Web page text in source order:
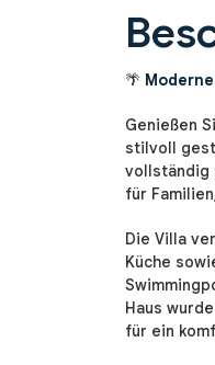
🌴
Genießen
stilvoll
vollständig
für
Die Villa
Küche
Haus
für ein